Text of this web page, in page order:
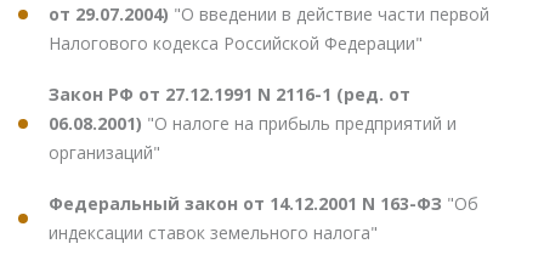
от 29.07.2004) "О введении в действие части первой
Налогового кодекса Российской Федерации"
Закон РФ от 27.12.1991 N 2116-1 (ред. от
06.08.2001) "О налоге на прибыль предприятий и
организаций"
Федеральный закон от 14.12.2001 N 163-ФЗ "Об
индексации ставок земельного налога"